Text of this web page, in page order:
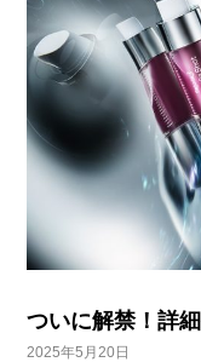
ついに解禁！詳細
2025年5月20日